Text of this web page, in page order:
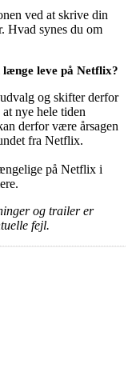
ved at skrive din
Hvad synes du om
leve på Netflix?
og skifter derfor
nye hele tiden
derfor være årsagen
fra Netflix.
på Netflix i
og trailer er
fejl.